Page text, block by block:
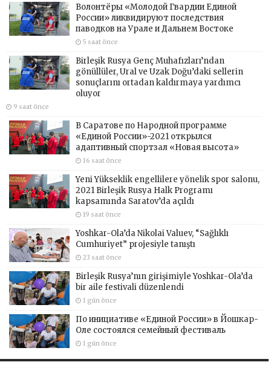
Волонтёры «Молодой Гвардии Единой
России» ликвидируют последствия
паводков на Урале и Дальнем Востоке
5 saat önce
Birleşik Rusya Genç Muhafızları’ndan
gönüllüler, Ural ve Uzak Doğu’daki sellerin
sonuçlarını ortadan kaldırmaya yardımcı
oluyor
9 saat önce
В Саратове по Народной программе
«Единой России»-2021 открылся
адаптивный спортзал «Новая высота»
16 saat önce
Yeni Yükseklik engellilere yönelik spor salonu,
2021 Birleşik Rusya Halk Programı
kapsamında Saratov’da açıldı
19 saat önce
Yoshkar-Ola’da Nikolai Valuev, “Sağlıklı
Cumhuriyet” projesiyle tanıştı
23 saat önce
Birleşik Rusya’nın girişimiyle Yoshkar-Ola’da
bir aile festivali düzenlendi
1 gün önce
По инициативе «Единой России» в Йошкар-
Оле состоялся семейный фестиваль
1 gün önce